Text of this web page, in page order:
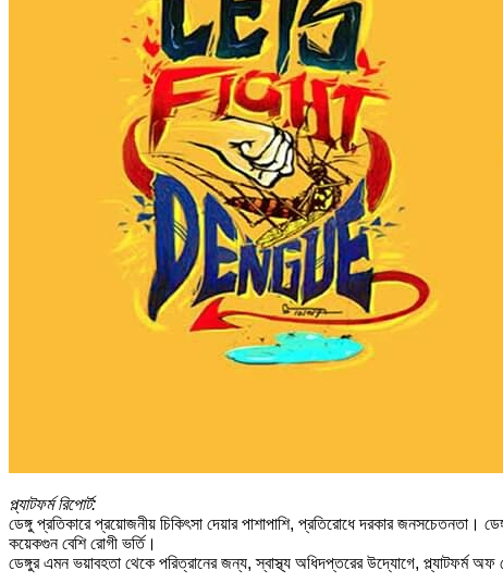
প্ল্যাটফর্ম রিপোর্ট:
ডেঙ্গু প্রতিকারে প্রয়োজনীয় চিকিৎসা দেয়ার পাশাপাশি, প্রতিরোধে দরকার জনসচেতনতা।
কয়েকগুন বেশি রোগী ভর্তি।
ডেঙ্গুর এমন ভয়াবহতা থেকে পরিত্রানের জন্য, স্বাস্থ্য অধিদপ্তরের উদ্যোগে, প্ল্যাটফর্ম অফ